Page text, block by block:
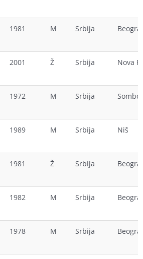
1981 M Srbija
2001 Ž Srbija Nova
1972 M Srbija Sombor
1989 M Srbija Niš
1981 Ž Srbija
1982 M Srbija
1978 M Srbija